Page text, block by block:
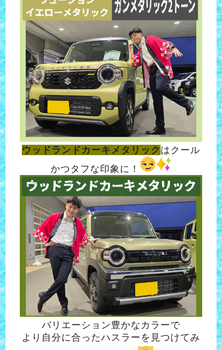
ウッドランドカーキメタリックはクール
かつタフな印象に！
バリエーション豊かなカラーで
より自分に合ったハスラーを見つけてみ